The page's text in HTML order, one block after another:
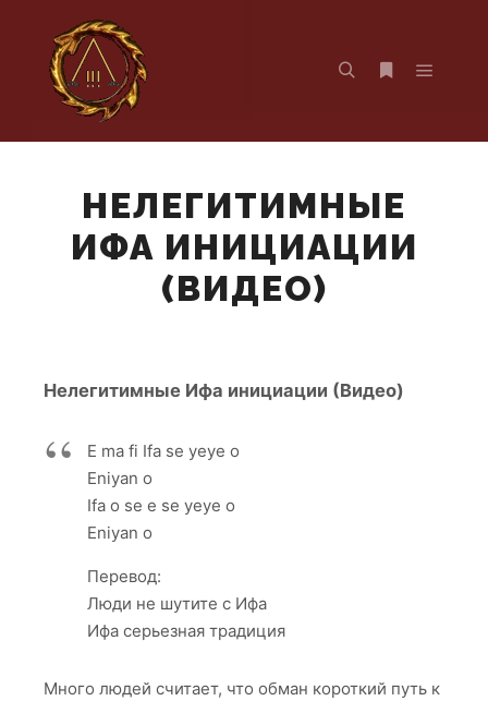
НЕЛЕГИТИМНЫЕ
ИФА ИНИЦИАЦИИ
(ВИДЕО)
Нелегитимные Ифа инициации (Видео)
E ma fi Ifa se yeye o
Eniyan o
Ifa o se e se yeye o
Eniyan o
Перевод:
Люди не шутите с Ифа
Ифа серьезная традиция
Много людей считает, что обман короткий путь к